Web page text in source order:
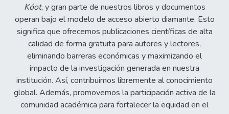
Kóot, y gran parte de nuestros libros y documentos
operan bajo el modelo de acceso abierto diamante. Esto
significa que ofrecemos publicaciones científicas de alta
calidad de forma gratuita para autores y lectores,
eliminando barreras económicas y maximizando el
impacto de la investigación generada en nuestra
institución. Así, contribuimos libremente al conocimiento
global. Además, promovemos la participación activa de la
comunidad académica para fortalecer la equidad en el